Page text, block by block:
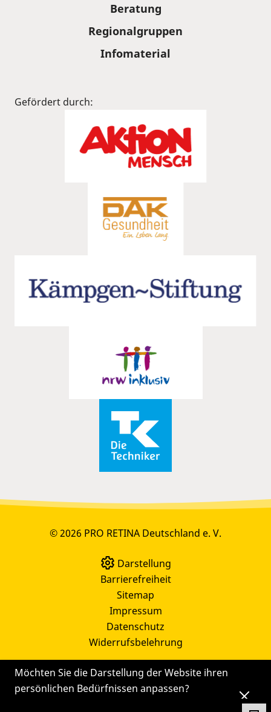
Möchten Sie die Darstellung der Website ihren
persönlichen Bedürfnissen anpassen?
Beratung
Regionalgruppen
Infomaterial
Gefördert durch:
© 2026 PRO RETINA Deutschland e. V.
Darstellung
Barrierefreiheit
Sitemap
Impressum
Datenschutz
Widerrufsbelehrung